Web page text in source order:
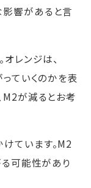
響があると言
レンジは、
ていくのかを表
M2が減るとお考
ています。M2
可能性があり